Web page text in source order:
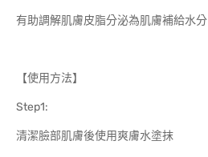
有助調解肌膚皮脂分泌為肌膚補給水分
【使用方法】
Step1:
清潔臉部肌膚後使用爽膚水塗抹